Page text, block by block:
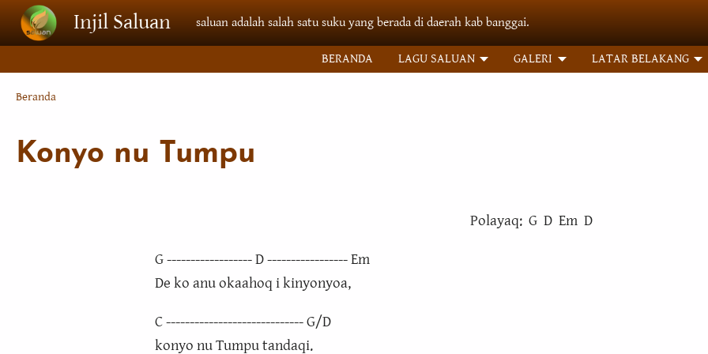
Lompat ke isi utamaInjil Saluan saluan adalah salah satu suku yang berada di daerah kab banggai.
BERANDA LAGU SALUAN GALERI LATAR BELAKANG
Breadcrumb
Beranda
Konyo nu Tumpu
Polayaq: G D Em D
G ------------------ D ----------------- Em
De ko anu okaahoq i kinyonyoa,
C ----------------------------- G/D
konyo nu Tumpu tandaqi.